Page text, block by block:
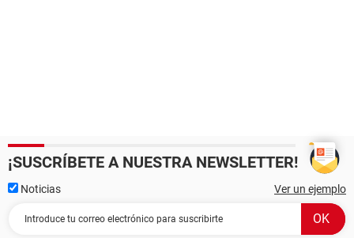
¡SUSCRÍBETE A NUESTRA NEWSLETTER!
Noticias Ver un ejemplo